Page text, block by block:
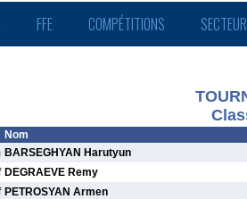
FFE COMPÉTITIONS
Nom
BARSEGHYAN Harutyun
DEGRAEVE Remy
PETROSYAN Armen